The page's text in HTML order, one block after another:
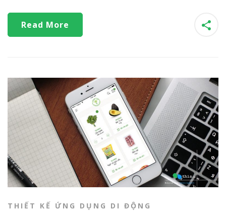
Read More
THIẾT KẾ ỨNG DỤNG DI ĐỘNG